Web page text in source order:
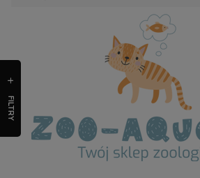
FILTRY